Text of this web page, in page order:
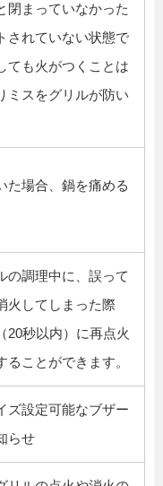
閉まっていなかった
されていない状態で
ても火がつくことは
ミスをグリルが防い
た場合、鍋を痛める
の調理中に、誤って
火してしまった際
20秒以内）に再点火
ことができます。
ズ設定可能なブザー
らせ